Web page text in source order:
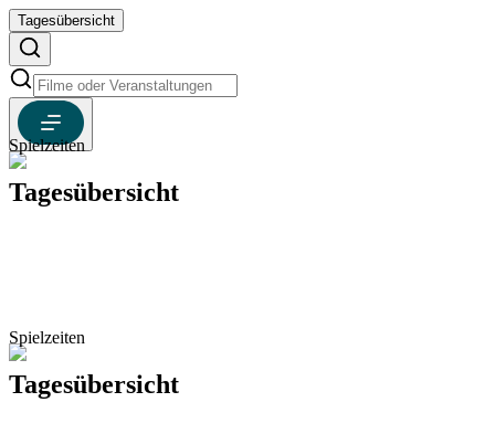
Tagesübersicht
Spielzeiten
Tagesübersicht
Spielzeiten
Tagesübersicht